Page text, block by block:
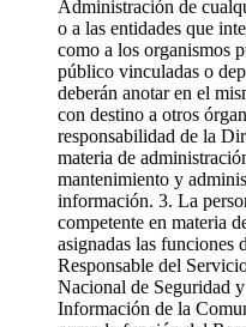
Administración de
o a las entidades que
como a los organismos
público vinculadas o
deberán anotar en el
con destino a otros
responsabilidad de la
materia de
mantenimiento y
información. 3. La
competente en materia
asignadas las funciones
Responsable del
Nacional de Seguridad
Información de la